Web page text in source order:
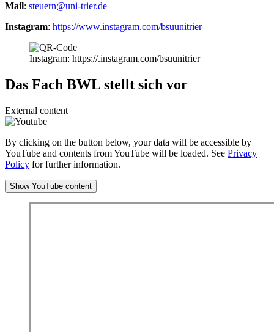
Mail: steuern@uni-trier.de
Instagram: https://www.instagram.com/bsuunitrier
Instagram: https://.instagram.com/bsuunitrier
Das Fach BWL stellt sich vor
External content
By clicking on the button below, your data will be accessible by
YouTube and contents from YouTube will be loaded. See Privacy
Policy for further information.
Show YouTube content